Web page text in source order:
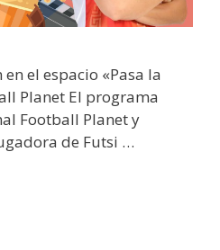
el espacio «Pasa la
Planet El programa
Football Planet y
de Futsi …